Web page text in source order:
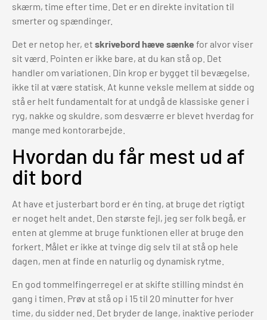
skærm, time efter time. Det er en direkte invitation til
smerter og spændinger.
Det er netop her, et skrivebord hæve sænke for alvor viser
sit værd. Pointen er ikke bare, at du kan stå op. Det
handler om variationen. Din krop er bygget til bevægelse,
ikke til at være statisk. At kunne veksle mellem at sidde og
stå er helt fundamentalt for at undgå de klassiske gener i
ryg, nakke og skuldre, som desværre er blevet hverdag for
mange med kontorarbejde.
Hvordan du får mest ud af
dit bord
At have et justerbart bord er én ting, at bruge det rigtigt
er noget helt andet. Den største fejl, jeg ser folk begå, er
enten at glemme at bruge funktionen eller at bruge den
forkert. Målet er ikke at tvinge dig selv til at stå op hele
dagen, men at finde en naturlig og dynamisk rytme.
En god tommelfingerregel er at skifte stilling mindst én
gang i timen. Prøv at stå op i 15 til 20 minutter for hver
time, du sidder ned. Det bryder de lange, inaktive perioder